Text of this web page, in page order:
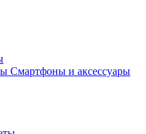
Смартфоны и аксессуары